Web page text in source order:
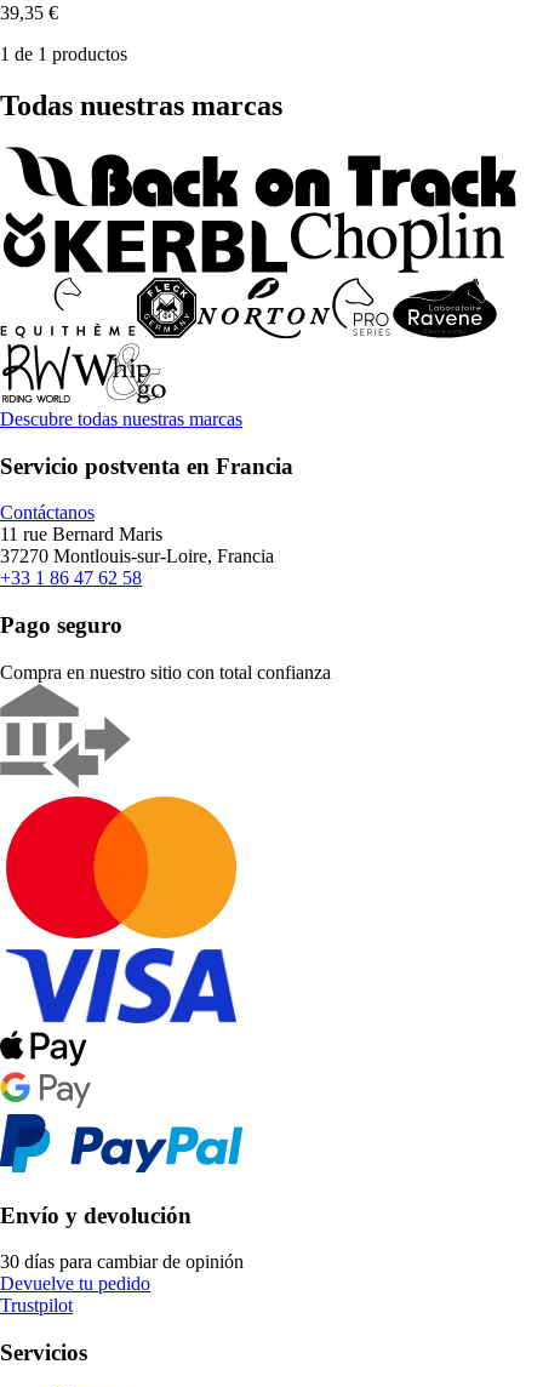
39,35 €
1 de 1 productos
Todas nuestras marcas
Descubre todas nuestras marcas
Servicio postventa en Francia
Contáctanos
11 rue Bernard Maris
37270 Montlouis-sur-Loire, Francia
+33 1 86 47 62 58
Pago seguro
Compra en nuestro sitio con total confianza
Envío y devolución
30 días para cambiar de opinión
Devuelve tu pedido
Trustpilot
Servicios